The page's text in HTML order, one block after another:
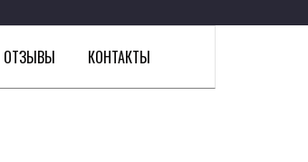
ОТЗЫВЫ КОНТАКТЫ